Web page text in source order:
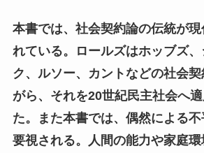
本書では、社会契約論の伝統が
れている。ロールズはホッブズ
ク、ルソー、カントなどの社会
がら、それを20世紀民主社会へ
た。また本書では、偶然による
要視される。人間の能力や家庭